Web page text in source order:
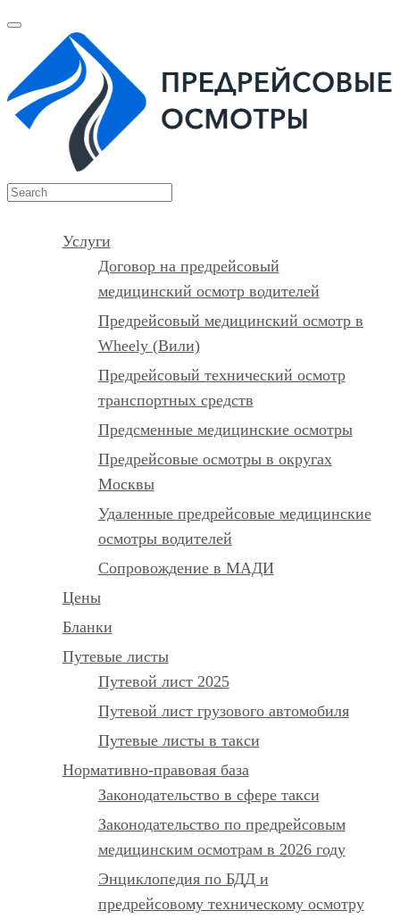
Услуги
Договор на предрейсовый
медицинский осмотр водителей
Предрейсовый медицинский осмотр в
Wheely (Вили)
Предрейсовый технический осмотр
транспортных средств
Предсменные медицинские осмотры
Предрейсовые осмотры в округах
Москвы
Удаленные предрейсовые медицинские
осмотры водителей
Сопровождение в МАДИ
Цены
Бланки
Путевые листы
Путевой лист 2025
Путевой лист грузового автомобиля
Путевые листы в такси
Нормативно-правовая база
Законодательство в сфере такси
Законодательство по предрейсовым
медицинским осмотрам в 2026 году
Энциклопедия по БДД и
предрейсовому техническому осмотру